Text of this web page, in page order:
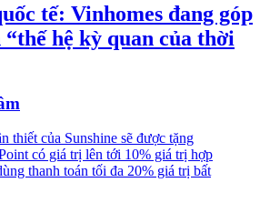
tế: Vinhomes đang góp
hệ kỳ quan của thời